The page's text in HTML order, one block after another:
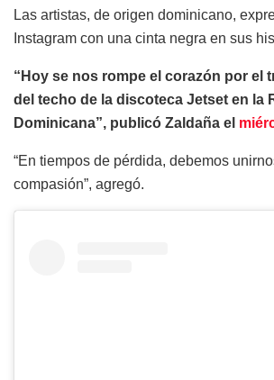
Las artistas, de origen dominicano,
Instagram con una cinta negra en sus
“Hoy se nos rompe el corazón por el
del techo de la discoteca Jetset en la
Dominicana”, publicó Zaldaña el
“En tiempos de pérdida, debemos
compasión”, agregó.